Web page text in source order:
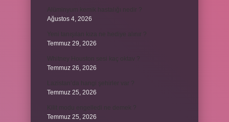
Ağustos 4, 2026
Temmuz 29, 2026
Temmuz 26, 2026
Temmuz 25, 2026
Temmuz 25, 2026